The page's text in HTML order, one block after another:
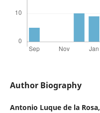
Author Biography
Antonio Luque de la Rosa,